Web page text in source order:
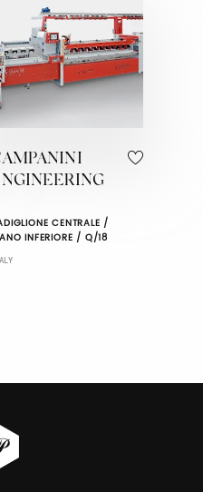
CENTRALE /
INFERIORE / Q/18